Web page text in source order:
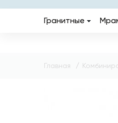
Гранитные
Главная